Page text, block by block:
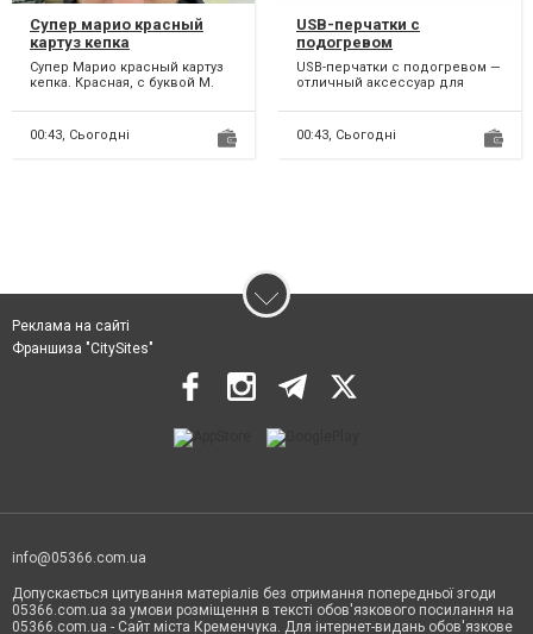
Супер марио красный
картуз кепка
Супер Марио красный картуз
кепка. Красная, с буквой М.
деталь униформы с...
00:43, Сьогодні
USB-перчатки с
подогревом
USB-перчатки с подогревом —
отличный аксессуар для
помещениях. Подключаются
к...
00:43, Сьогодні
Реклама на сайті
Франшиза "CitySites"
info@05366.com.ua
Допускається цитування матеріалів без отримання попередньої згоди
05366.com.ua за умови розміщення в тексті обов'язкового посилання на
05366.com.ua - Сайт міста Кременчука. Для інтернет-видань обов'язкове